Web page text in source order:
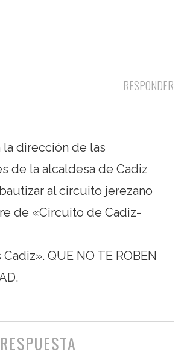
RESPONDER
la dirección de las
de la alcaldesa de Cadiz
al circuito jerezano
de «Circuito de Cadiz-
QUE NO TE ROBEN